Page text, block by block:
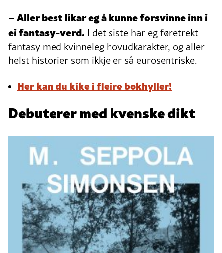
– Aller best likar eg å kunne forsvinne inn i
ei fantasy-verd. I det siste har eg føretrekt
fantasy med kvinneleg hovudkarakter, og aller
helst historier som ikkje er så eurosentriske.
Her kan du kike i fleire bokhyller!
Debuterer med kvenske dikt